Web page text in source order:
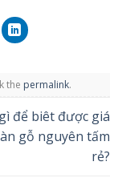
the permalink.
để biêt được giá
gỗ nguyên tấm
rẻ?